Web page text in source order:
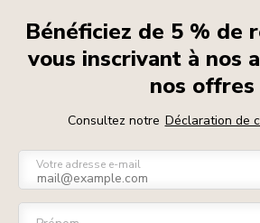
Bénéficiez de 5 % de
vous inscrivant à nos
nos offres
Consultez notre Déclaration de
Votre adresse e-mail